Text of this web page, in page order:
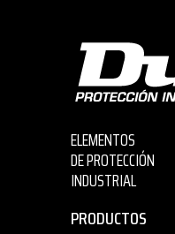
ELEMENTOS
DE PROTECCIÓN
INDUSTRIAL
PRODUCTOS